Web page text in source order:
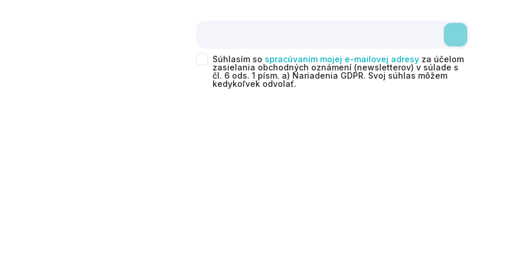
Súhlasím so spracúvaním mojej e-mailovej adresy za účelom
zasielania obchodných oznámení (newsletterov) v súlade s
čl. 6 ods. 1 písm. a) Nariadenia GDPR. Svoj súhlas môžem
kedykoľvek odvolať.